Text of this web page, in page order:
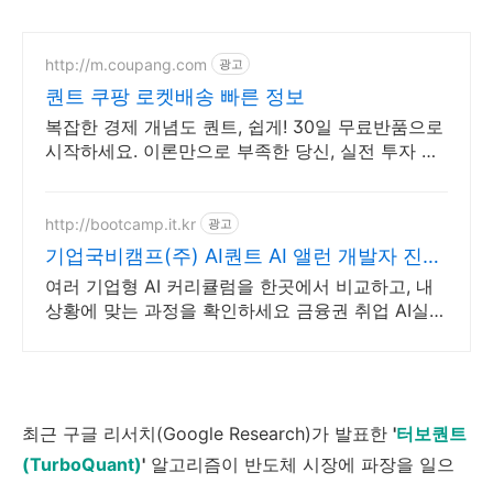
http://m.coupang.com 광고
퀀트 쿠팡 로켓배송 빠른 정보
복잡한 경제 개념도 퀀트, 쉽게! 30일 무료반품으로
시작하세요. 이론만으로 부족한 당신, 실전 투자 전
http://bootcamp.it.kr 광고
기업국비캠프(주) AI퀀트 AI 앨런 개발자 진행
과정
여러 기업형 AI 커리큘럼을 한곳에서 비교하고, 내
상황에 맞는 과정을 확인하세요 금융권 취업 AI실무
최근 구글 리서치(Google Research)가 발표한 '터보퀀트
(TurboQuant)' 알고리즘이 반도체 시장에 파장을 일으